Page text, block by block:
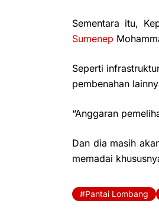
Sementara itu,
Sumenep
Seperti
pembenahan
“Anggaran
Dan dia masih
memadai
Pantai Lombang